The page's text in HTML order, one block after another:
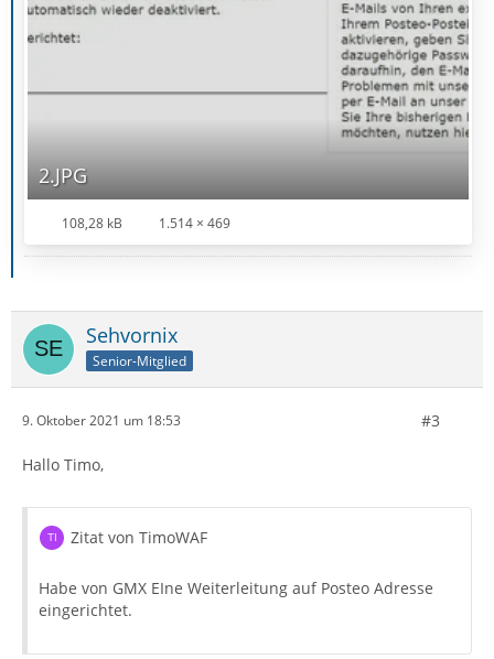
2.JPG
108,28 kB 1.514 × 469
Sehvornix
Senior-Mitglied
9. Oktober 2021 um 18:53 #3
Hallo Timo,
Zitat von TimoWAF
Habe von GMX EIne Weiterleitung auf Posteo Adresse
eingerichtet.